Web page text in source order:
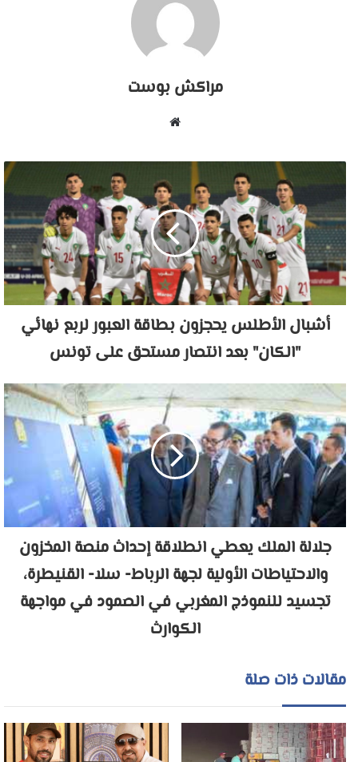
مراكش بوست
أشبال الأطلس يحجزون بطاقة العبور لربع نهائي
"الكان" بعد انتصار مستحق على تونس
جلالة الملك يعطي انطلاقة إحداث منصة المخزون
والاحتياطات الأولية لجهة الرباط- سلا- القنيطرة،
تجسيد للنموذج المغربي في الصمود في مواجهة
الكوارث
مقالات ذات صلة